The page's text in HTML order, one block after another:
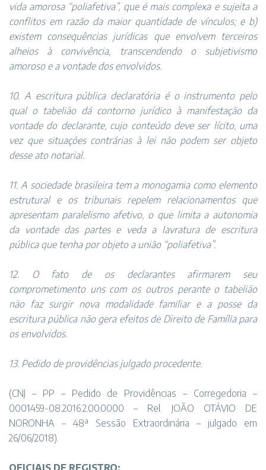
vida amorosa “poliafetiva”, que é mais complexa e sujeita a
conflitos em razão da maior quantidade de vínculos; e b)
existem consequências jurídicas que envolvem terceiros
alheios à convivência, transcendendo o subjetivismo
amoroso e a vontade dos envolvidos.
10. A escritura pública declaratória é o instrumento pelo
qual o tabelião dá contorno jurídico à manifestação da
vontade do declarante, cujo conteúdo deve ser lícito, uma
vez que situações contrárias à lei não podem ser objeto
desse ato notarial.
11. A sociedade brasileira tem a monogamia como elemento
estrutural e os tribunais repelem relacionamentos que
apresentam paralelismo afetivo, o que limita a autonomia
da vontade das partes e veda a lavratura de escritura
pública que tenha por objeto a união “poliafetiva”.
12. O fato de os declarantes afirmarem seu
comprometimento uns com os outros perante o tabelião
não faz surgir nova modalidade familiar e a posse da
escritura pública não gera efeitos de Direito de Família para
os envolvidos.
13. Pedido de providências julgado procedente.
(CNJ – PP – Pedido de Providências – Corregedoria –
0001459-08.2016.2.00.0000 – Rel. JOÃO OTÁVIO DE
NORONHA – 48ª Sessão Extraordinária – julgado em
26/06/2018).
OFICIAIS DE REGISTRO: